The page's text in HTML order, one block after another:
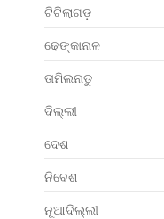
ଟିଟିଲାଗଡ଼
ଢେଙ୍କାନାଳ
ତାମିଲନାଡୁ
ଦିଲ୍ଲୀ
ଦେଶ
ନିବେଶ
ନୂଆଦିଲ୍ଲୀ